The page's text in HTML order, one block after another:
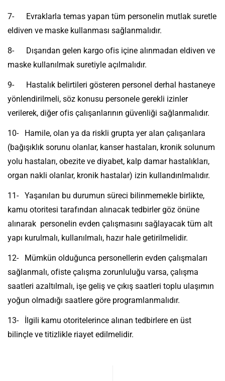
7- Evraklarla temas yapan tüm personelin mutlak suretle
eldiven ve maske kullanması sağlanmalıdır.
8- Dışarıdan gelen kargo ofis içine alınmadan eldiven ve
maske kullanılmak suretiyle açılmalıdır.
9- Hastalık belirtileri gösteren personel derhal hastaneye
yönlendirilmeli, söz konusu personele gerekli izinler
verilerek, diğer ofis çalışanlarının güvenliği sağlanmalıdır.
10- Hamile, olan ya da riskli grupta yer alan çalışanlara
(bağışıklık sorunu olanlar, kanser hastaları, kronik solunum
yolu hastaları, obezite ve diyabet, kalp damar hastalıkları,
organ nakli olanlar, kronik hastalar) izin kullandırılmalıdır.
11- Yaşanılan bu durumun süreci bilinmemekle birlikte,
kamu otoritesi tarafından alınacak tedbirler göz önüne
alınarak personelin evden çalışmasını sağlayacak tüm alt
yapı kurulmalı, kullanılmalı, hazır hale getirilmelidir.
12- Mümkün olduğunca personellerin evden çalışmaları
sağlanmalı, ofiste çalışma zorunluluğu varsa, çalışma
saatleri azaltılmalı, işe geliş ve çıkış saatleri toplu ulaşımın
yoğun olmadığı saatlere göre programlanmalıdır.
13- İlgili kamu otoritelerince alınan tedbirlere en üst
bilinçle ve titizlikle riayet edilmelidir.